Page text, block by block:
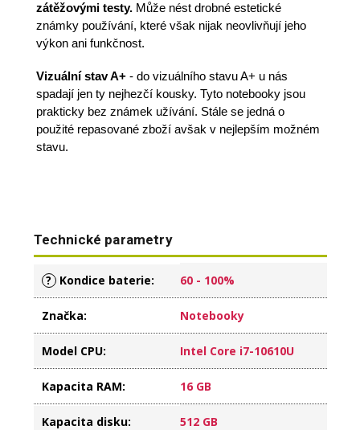
zátěžovými testy. Může nést drobné estetické
známky používání, které však nijak neovlivňují jeho
výkon ani funkčnost.
Vizuální stav A+ - do vizuálního stavu A+ u nás
spadají jen ty nejhezčí kousky. Tyto notebooky jsou
prakticky bez známek užívání. Stále se jedná o
použité repasované zboží avšak v nejlepším možném
stavu.
Technické parametry
? Kondice baterie: 60 - 100%
Značka: Notebooky
Model CPU: Intel Core i7-10610U
Kapacita RAM: 16 GB
Kapacita disku: 512 GB